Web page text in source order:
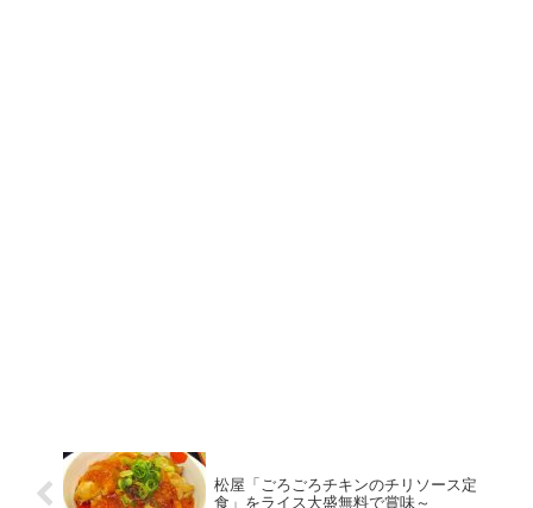
松屋「ごろごろチキンのチリソース定
食」をライス大盛無料で賞味～